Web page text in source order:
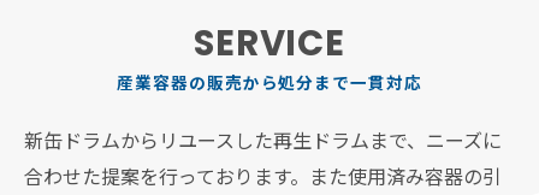
SERVICE
産業容器の販売から処分まで一貫対応
新缶ドラムからリユースした再生ドラムまで、ニーズに
合わせた提案を行っております。また使用済み容器の引